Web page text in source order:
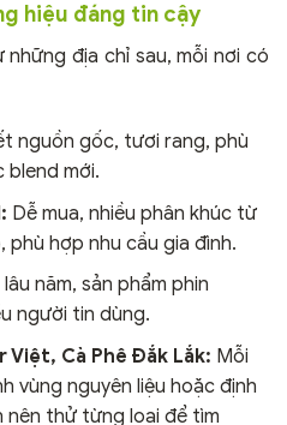
hiệu đáng tin cậy
địa chỉ sau, mỗi nơi có
nguồn gốc, tươi rang, phù
mới.
Dễ mua, nhiều phân khúc từ
hợp nhu cầu gia đình.
năm, sản phẩm phin
người tin dùng.
Việt, Cà Phê Đắk Lắk: Mỗi
vùng nguyên liệu hoặc định
nên thử từng loại để tìm